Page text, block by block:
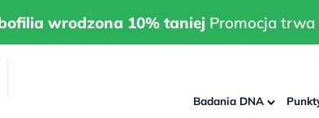
wrodzona 10% taniej Promocja trwa
wrodzona 10% taniej Promocja trwa do
Badania DNA